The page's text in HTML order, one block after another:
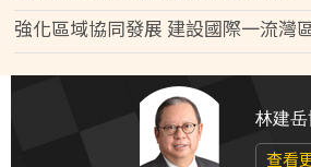
強化區域協同發展 建設國際一流灣
林建
查看